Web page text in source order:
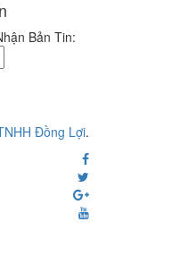
Bản Tin:
Đồng Lợi.